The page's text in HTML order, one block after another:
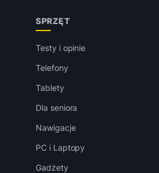
SPRZĘT
Testy i opinie
Telefony
Tablety
Dla seniora
Nawigacje
PC i Laptopy
Gadżety